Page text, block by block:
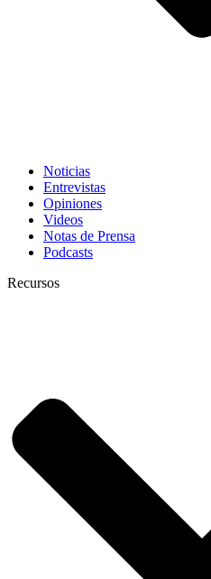
Noticias
Entrevistas
Opiniones
Videos
Notas de Prensa
Podcasts
Recursos